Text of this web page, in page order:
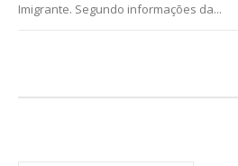
Imigrante. Segundo informações da...